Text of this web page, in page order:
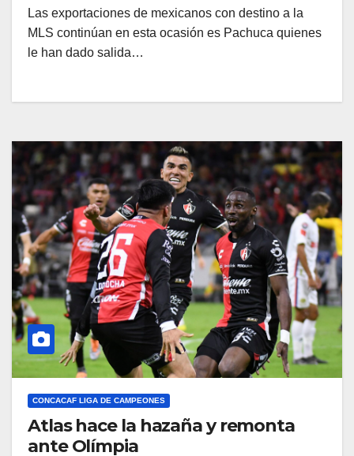
Las exportaciones de mexicanos con destino a la
MLS continúan en esta ocasión es Pachuca quienes
le han dado salida…
CONCACAF LIGA DE CAMPEONES
Atlas hace la hazaña y remonta
ante Olímpia